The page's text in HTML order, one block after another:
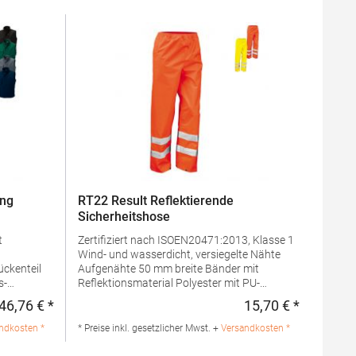
Regulärer Preis:
€ *
*
RT22 Result Reflektierende
Sicherheitshose
Zertifiziert nach ISOEN20471:2013, Klasse 1
Wind- und wasserdicht, versiegelte Nähte
Aufgenähte 50 mm breite Bänder mit
Reflektionsmaterial Polyester mit PU-
Seitentaschen und eine Schlüsseltasche an
der Rückseite Elastischer Bund mit
Regulärer
15,70 € *
* Preise inkl. gesetzlicher Mwst. + Versandkosten *